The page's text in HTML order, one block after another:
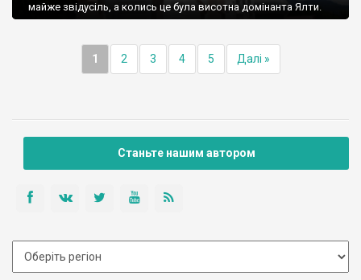
майже звідусіль, а колись це була висотна домінанта Ялти.
1 2 3 4 5 Далі »
Станьте нашим автором